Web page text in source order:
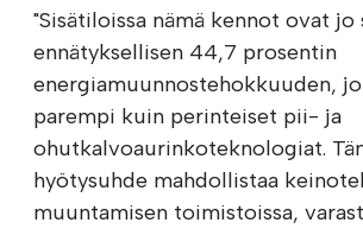
"Sisätiloissa nämä kennot ovat jo
ennätyksellisen 44,7 prosentin
energiamuunnostehokkuuden,
parempi kuin perinteiset pii- ja
ohutkalvoaurinkoteknologiat.
hyötysuhde mahdollistaa
muuntamisen toimistoissa,